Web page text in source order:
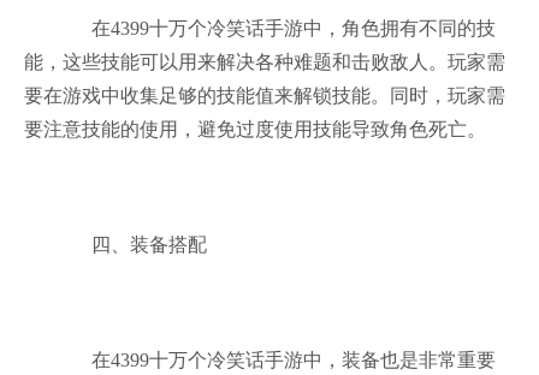
在4399十万个冷笑话手游中，角色拥有不同的技
能，这些技能可以用来解决各种难题和击败敌人。玩家需
要在游戏中收集足够的技能值来解锁技能。同时，玩家需
要注意技能的使用，避免过度使用技能导致角色死亡。
四、装备搭配
在4399十万个冷笑话手游中，装备也是非常重要